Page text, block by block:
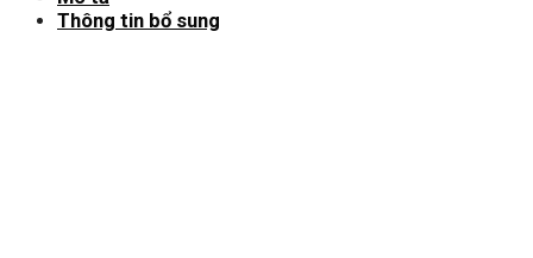
Thông tin bổ sung